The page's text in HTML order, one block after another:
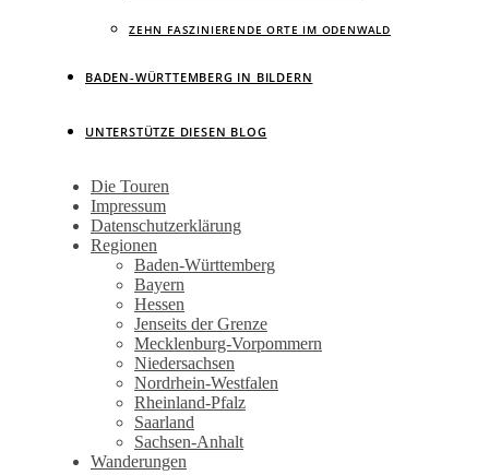
ZEHN FASZINIERENDE ORTE IM ODENWALD
BADEN-WÜRTTEMBERG IN BILDERN
UNTERSTÜTZE DIESEN BLOG
Wandertagebuch von Torsten
Wirschum
Die Touren
Impressum
Datenschutzerklärung
Regionen
Baden-Württemberg
Bayern
Hessen
Jenseits der Grenze
Mecklenburg-Vorpommern
Niedersachsen
Nordrhein-Westfalen
Rheinland-Pfalz
Saarland
Sachsen-Anhalt
Wanderungen